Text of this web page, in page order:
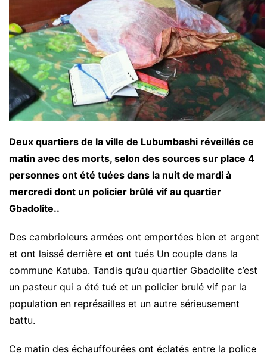
Deux quartiers de la ville de Lubumbashi réveillés ce
matin avec des morts, selon des sources sur place 4
personnes ont été tuées dans la nuit de mardi à
mercredi dont un policier brûlé vif au quartier
Gbadolite..
Des cambrioleurs armées ont emportées bien et argent
et ont laissé derrière et ont tués Un couple dans la
commune Katuba. Tandis qu’au quartier Gbadolite c’est
un pasteur qui a été tué et un policier brulé vif par la
population en représailles et un autre sérieusement
battu.
Ce matin des échauffourées ont éclatés entre la police